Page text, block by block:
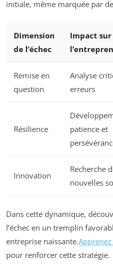
initiale, même marquée par
Dimension
de l’échec
Impact sur
Remise en
question
Analyse
erreurs
Résilience
patience et
Innovation
Recherche
nouvelles
Dans cette dynamique,
l’échec en un tremplin
entreprise naissante.
pour renforcer cette stratégie.